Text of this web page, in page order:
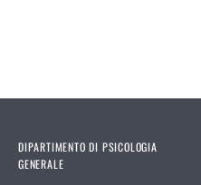
DIPARTIMENTO DI PSICOLOGIA
GENERALE